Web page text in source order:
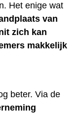
Het enige wat
van
zich kan
makkelijk
beter. Via de